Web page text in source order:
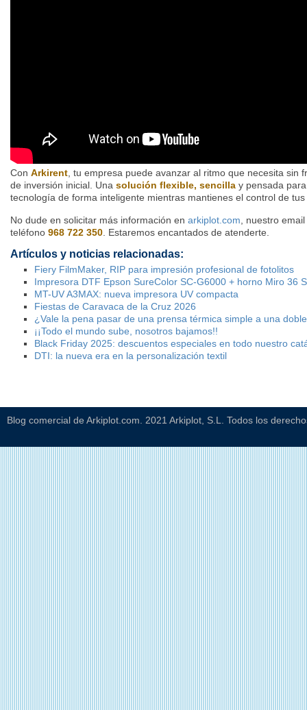
Con Arkirent , tu empresa puede avanzar al ritmo que necesita sin
de inversión inicial. Una solución flexible, sencilla y pensada
tecnología de forma inteligente mientras mantienes el control de
No dude en solicitar más información en arkiplot.com , nuestro email
teléfono 968 722 350 . Estaremos encantados de atenderte.
Artículos y noticias relacionadas:
Fiery FilmMaker, RIP para impresión profesional de fotolitos
Impresora DTF Epson SureColor SC-G6000 + horno Miro 36
MT-UV A3MAX: nueva impresora UV compacta
Fiestas de Caravaca de la Cruz 2026
¿Vale la pena pasar de una prensa térmica simple a una
¡¡Todo el mundo sube, nosotros bajamos!!
Black Friday 2025: descuentos especiales en todo nuestro
DTI: la nueva era en la personalización textil
Blog comercial de Arkiplot.com. 2021 Arkiplot, S.L. Todos los